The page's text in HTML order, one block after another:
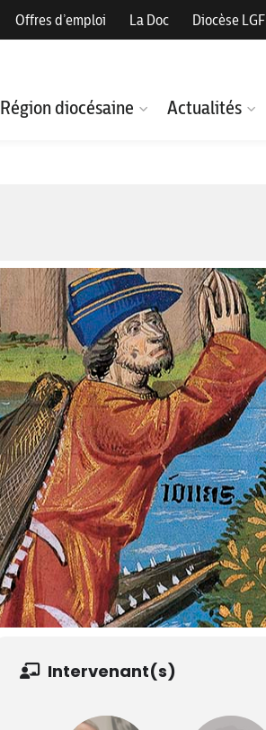
Offres d’emploi La Doc Diocèse LGF
Région diocésaine Actualités
Intervenant(s)